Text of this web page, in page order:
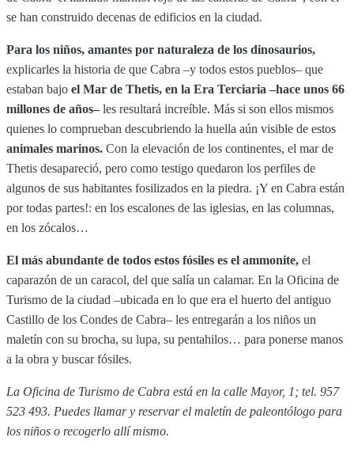
se han construido decenas de edificios en la ciudad.
Para los niños, amantes por naturaleza de los dinosaurios,
explicarles la historia de que Cabra –y todos estos pueblos– que
estaban bajo el Mar de Thetis, en la Era Terciaria –hace unos 66
millones de años– les resultará increíble. Más si son ellos mismos
quienes lo comprueban descubriendo la huella aún visible de estos
animales marinos. Con la elevación de los continentes, el mar de
Thetis desapareció, pero como testigo quedaron los perfiles de
algunos de sus habitantes fosilizados en la piedra. ¡Y en Cabra están
por todas partes!: en los escalones de las iglesias, en las columnas,
en los zócalos…
El más abundante de todos estos fósiles es el ammonite, el
caparazón de un caracol, del que salía un calamar. En la Oficina de
Turismo de la ciudad –ubicada en lo que era el huerto del antiguo
Castillo de los Condes de Cabra– les entregarán a los niños un
maletín con su brocha, su lupa, su pentahilos… para ponerse manos
a la obra y buscar fósiles.
La Oficina de Turismo de Cabra está en la calle Mayor, 1; tel. 957
523 493. Puedes llamar y reservar el maletín de paleontólogo para
los niños o recogerlo allí mismo.